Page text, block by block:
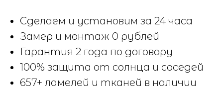
Сделаем и установим за 24 часа
Замер и монтаж 0 рублей
Гарантия 2 года по договору
100% защита от солнца и соседей
657+ ламелей и тканей в наличии